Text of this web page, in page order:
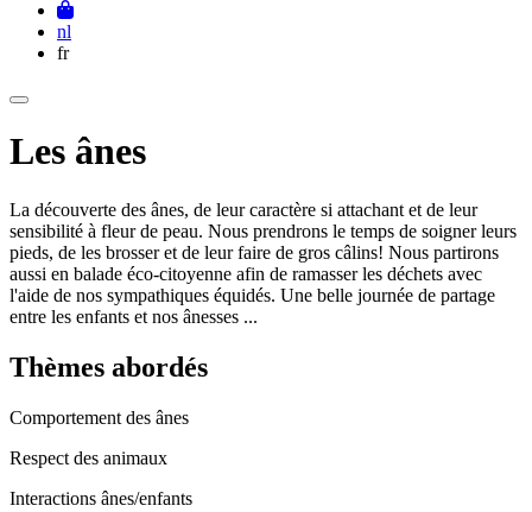
nl
fr
Les ânes
La découverte des ânes, de leur caractère si attachant et de leur
sensibilité à fleur de peau. Nous prendrons le temps de soigner leurs
pieds, de les brosser et de leur faire de gros câlins! Nous partirons
aussi en balade éco-citoyenne afin de ramasser les déchets avec
l'aide de nos sympathiques équidés. Une belle journée de partage
entre les enfants et nos ânesses ...
Thèmes abordés
Comportement des ânes
Respect des animaux
Interactions ânes/enfants